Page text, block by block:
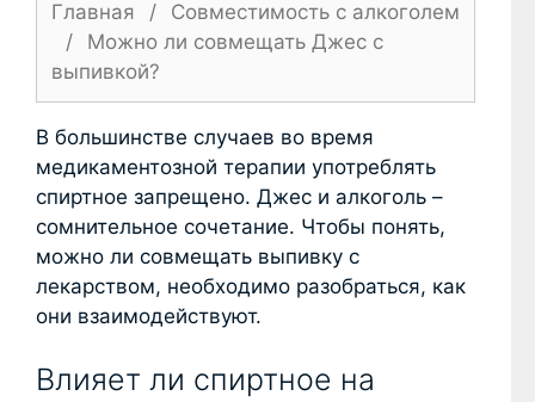
Главная /
Совместимость с алкоголем
/
Можно ли совмещать Джес с
выпивкой?
В большинстве случаев во время
медикаментозной терапии употреблять
спиртное запрещено. Джес и алкоголь –
сомнительное сочетание. Чтобы понять,
можно ли совмещать выпивку с
лекарством, необходимо разобраться, как
они взаимодействуют.
Влияет ли спиртное на